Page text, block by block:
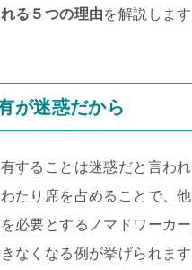
る５つの理由を解説します
が迷惑だから
することは迷惑だと言わ
たり席を占めることで、
必要とするノマドワーカ
なくなる例が挙げられま